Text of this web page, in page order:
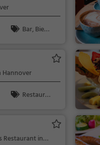
Bar, Bier,
Hannover
Restaura
Restaurant in